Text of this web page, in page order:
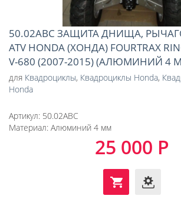
50.02ABC ЗАЩИТА ДНИЩА,
ATV HONDA (ХОНДА) FOURTRAX
V-680 (2007-2015) (АЛЮМИНИЙ 4
для Квадроциклы, Квадроциклы Honda,
Honda
Артикул: 50.02ABC
Материал: Алюминий 4 мм
25 000 Р